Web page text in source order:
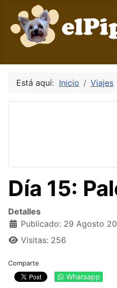
Está aquí: Inicio Viajes
Día 15:
Detalles
Publicado: 29 Agosto
Visitas: 256
Comparte
Whatsapp